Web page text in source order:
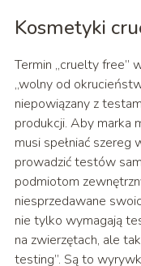
Kosmetyki
Termin „cruelty free”
„wolny od
niepowiązany z
produkcji. Aby marka
musi spełniać szereg
prowadzić testów
podmiotom
niesprzedawane
nie tylko wymagają
na zwierzętach, ale
testing”. Są to